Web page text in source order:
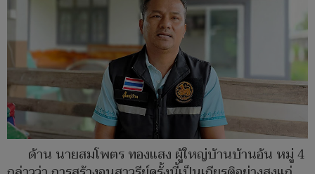
ด้าน นายสมโพตร ทองแสง ผู้ใหญ่บ้านบ้านอ้น หมู่ 4